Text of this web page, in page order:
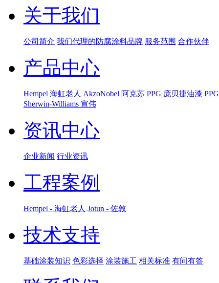
关于我们
公司简介 我们代理的防腐涂料品牌 服务范围 合作伙伴
产品中心
Hempel 海虹老人 AkzoNobel 阿克苏 PPG 庞贝捷油漆
Sherwin-Williams 宣伟
资讯中心
企业新闻 行业资讯
工程案例
Hempel - 海虹老人 Jotun - 佐敦
技术支持
基础涂装知识 色彩选择 涂装施工 相关标准 有问有答